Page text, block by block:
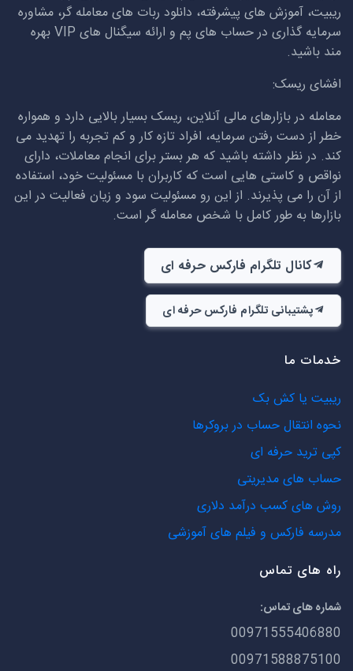
ریبیت، آموزش های پیشرفته، دانلود ربات های معامله گر، مشاوره
سرمایه گذاری در حساب های پم و ارائه سیگنال های VIPبهره
مند باشید.
افشای ریسک:
معامله در بازارهای مالی آنلاین، ریسک بسیار بالایی دارد و همواره
خطر از دست رفتن سرمایه، افراد تازه کار و کم تجربه را تهدید می
کند. در نظر داشته باشید که هر بستر برای انجام معاملات، دارای
نواقص و کاستی هایی است که کاربران با مسئولیت خود، استفاده
از آن را می پذیرند. از این رو مسئولیت سود و زیان فعالیت در این
بازارها به طور کامل با شخص معامله گر است.
کانال تلگرام فارکس حرفه ای
پشتیبانی تلگرام فارکس حرفه ای
خدمات ما
ریبیت یا کش بک
نحوه انتقال حساب در بروکرها
کپی ترید حرفه ای
حساب های مدیریتی
روش های کسب درآمد دلاری
مدرسه فارکس و فیلم های آموزشی
راه های تماس
شماره های تماس:
00971555406880
00971588875100